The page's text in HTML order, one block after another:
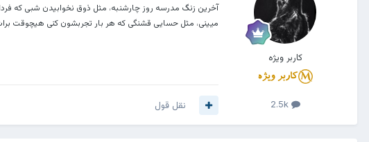
کاربر ویژه
2.5k
آخرین زنگ مدرسه روز چارشنبه، مثل ذوق نخوابیدن شبی که
میینی، مثل حسایی قشنگی که هر بار تجربشون کنی هیچوقت
نقل قول